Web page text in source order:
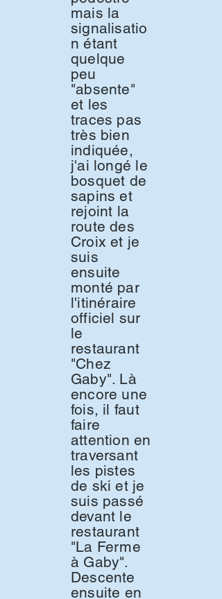
mais la
signalisatio
n étant
quelque
peu
"absente"
et les
traces pas
très bien
indiquée,
j'ai longé le
bosquet de
sapins et
rejoint la
route des
Croix et je
suis
ensuite
monté par
l'itinéraire
officiel sur
le
restaurant
"Chez
Gaby". Là
encore une
fois, il faut
faire
attention en
traversant
les pistes
de ski et je
suis passé
devant le
restaurant
"La Ferme
à Gaby".
Descente
ensuite en